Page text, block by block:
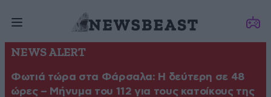
NEWS ALERT
Φωτιά τώρα στα Φάρσαλα: Η δεύτερη σε 48
ώρες – Μήνυμα του 112 για τους κατοίκους της